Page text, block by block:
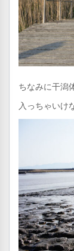
ちなみに干潟
入っちゃいけ